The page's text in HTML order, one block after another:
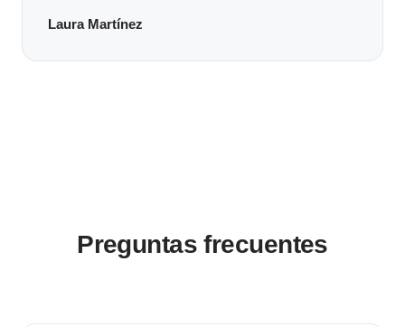
Laura Martínez
Preguntas frecuentes